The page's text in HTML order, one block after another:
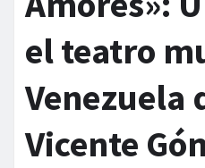
el teatro
Venezuela
Vicente